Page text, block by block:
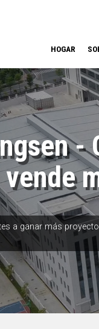
HOGAR
-
a ganar más